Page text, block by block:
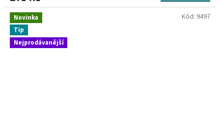
Novinka
Tip
Nejprodávanější
Kód: 9497